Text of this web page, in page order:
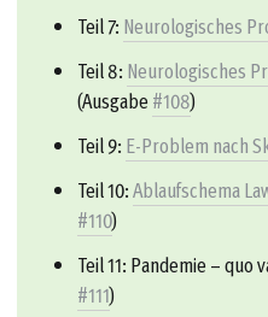
Teil 7: Neurologisches
Teil 8: Neurologisches
(Ausgabe#108)
Teil 9: E-Problem nach
Teil 10:Ablaufschema
#110)
Teil 11: Pandemie – quo
#111)